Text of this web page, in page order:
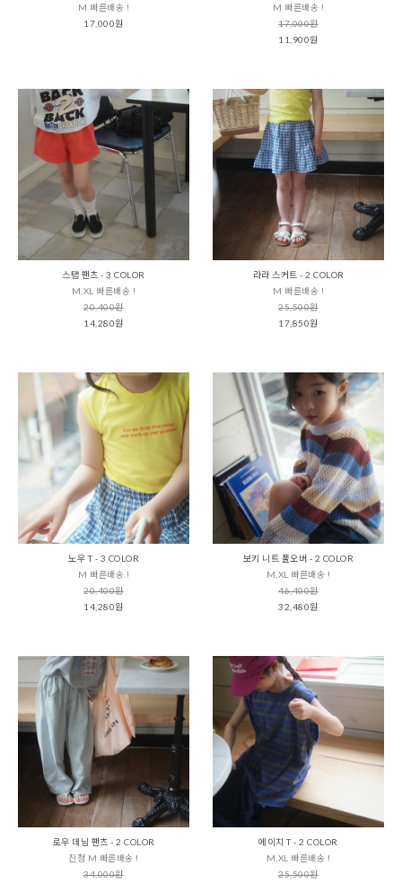
M 빠른배송 !
17,000원
M 빠른배송 !
17,000원
11,900원
스탭 팬츠 - 3 COLOR
M,XL 빠른배송 !
20,400원
14,280원
라라 스커트 - 2 COLOR
M 빠른배송 !
25,500원
17,850원
노우 T - 3 COLOR
M 빠른배송 !
20,400원
14,280원
보키 니트 풀오버 - 2 COLOR
M,XL 빠른배송 !
46,400원
32,480원
로우 데님 팬츠 - 2 COLOR
진청 M 빠른배송 !
34,000원
에이치 T - 2 COLOR
M,XL 빠른배송 !
25,500원